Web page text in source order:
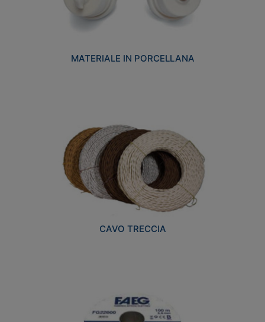
MATERIALE IN PORCELLANA
CAVO TRECCIA